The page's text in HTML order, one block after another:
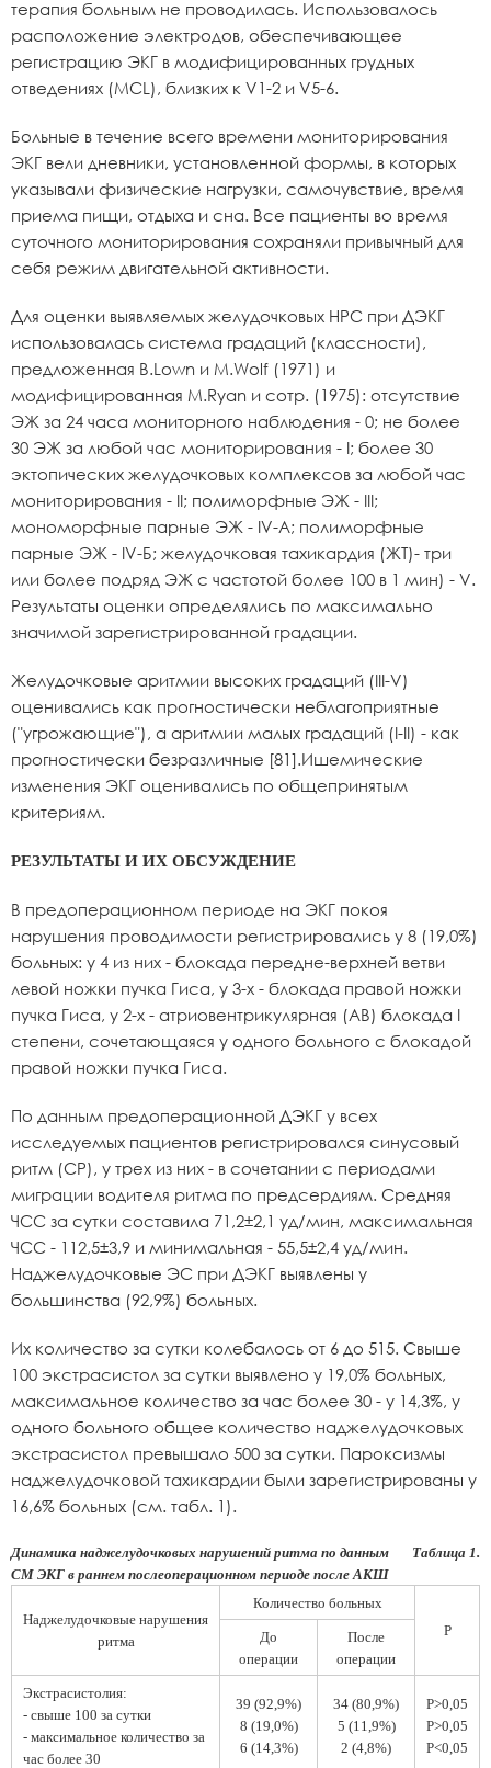
терапия больным не проводилась. Использовалось
расположение электродов, обеспечивающее
регистрацию ЭКГ в модифицированных грудных
отведениях (MCL), близких к V1-2 и V5-6.
Больные в течение всего времени мониторирования
ЭКГ вели дневники, установленной формы, в которых
указывали физические нагрузки, самочувствие, время
приема пищи, отдыха и сна. Все пациенты во время
суточного мониторирования сохраняли привычный для
себя режим двигательной активности.
Для оценки выявляемых желудочковых НРС при ДЭКГ
использовалась система градаций (классности),
предложенная B.Lown и M.Wolf (1971) и
модифицированная M.Ryan и сотр. (1975): отсутствие
ЭЖ за 24 часа мониторного наблюдения - 0; не более
30 ЭЖ за любой час мониторирования - I; более 30
эктопических желудочковых комплексов за любой час
мониторирования - II; полиморфные ЭЖ - III;
мономорфные парные ЭЖ - IV-А; полиморфные
парные ЭЖ - IV-Б; желудочковая тахикардия (ЖТ)- три
или более подряд ЭЖ с частотой более 100 в 1 мин) - V.
Результаты оценки определялись по максимально
значимой зарегистрированной градации.
Желудочковые аритмии высоких градаций (III-V)
оценивались как прогностически неблагоприятные
("угрожающие"), а аритмии малых градаций (I-II) - как
прогностически безразличные [81].Ишемические
изменения ЭКГ оценивались по общепринятым
критериям.
РЕЗУЛЬТАТЫ И ИХ ОБСУЖДЕНИЕ
В предоперационном периоде на ЭКГ покоя
нарушения проводимости регистрировались у 8 (19,0%)
больных: у 4 из них - блокада передне-верхней ветви
левой ножки пучка Гиса, у 3-х - блокада правой ножки
пучка Гиса, у 2-х - атриовентрикулярная (АВ) блокада I
степени, сочетающаяся у одного больного с блокадой
правой ножки пучка Гиса.
По данным предоперационной ДЭКГ у всех
исследуемых пациентов регистрировался синусовый
ритм (СР), у трех из них - в сочетании с периодами
миграции водителя ритма по предсердиям. Средняя
ЧСС за сутки составила 71,2±2,1 уд/мин, максимальная
ЧСС - 112,5±3,9 и минимальная - 55,5±2,4 уд/мин.
Наджелудочковые ЭС при ДЭКГ выявлены у
большинства (92,9%) больных.
Их количество за сутки колебалось от 6 до 515. Свыше
100 экстрасистол за сутки выявлено у 19,0% больных,
максимальное количество за час более 30 - у 14,3%, у
одного больного общее количество наджелудочковых
экстрасистол превышало 500 за сутки. Пароксизмы
наджелудочковой тахикардии были зарегистрированы у
16,6% больных (см. табл. 1).
Таблица 1.
Динамика наджелудочковых нарушений ритма по данным
СМ ЭКГ в раннем послеоперационном периоде после АКШ
Наджелудочковые нарушения
ритма
Количество больных
Р
До
операции
После
операции
Экстрасистолия:
- cвыше 100 за сутки
- максимальное количество за
час более 30
39 (92,9%)
8 (19,0%)
6 (14,3%)
34 (80,9%)
5 (11,9%)
2 (4,8%)
P>0,05
P>0,05
P<0,05